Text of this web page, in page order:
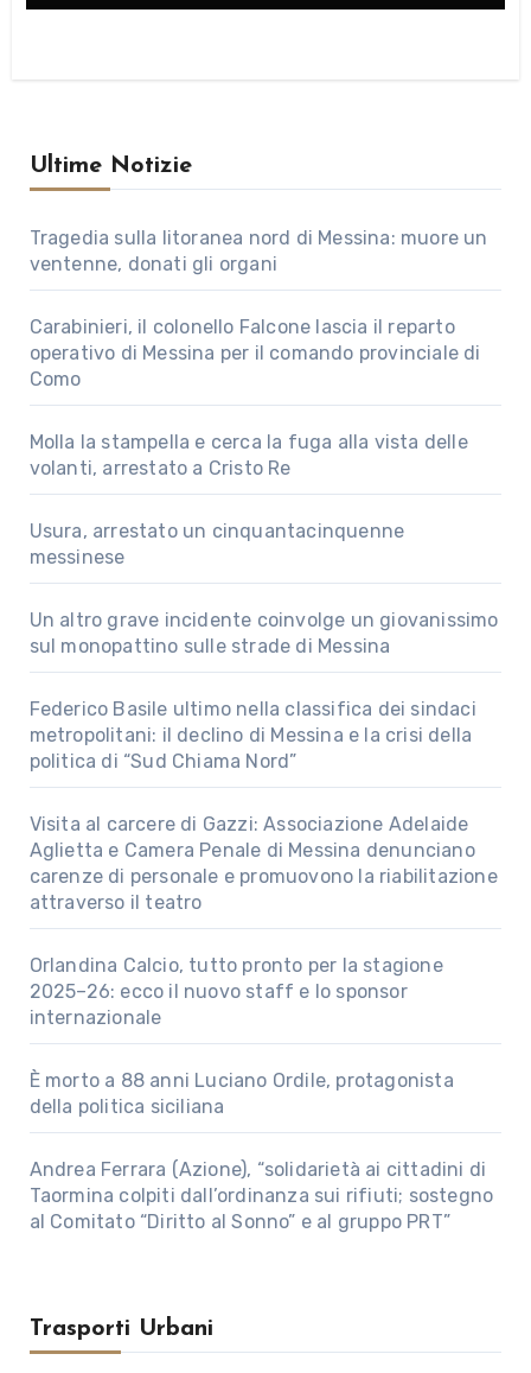
Ultime Notizie
Tragedia sulla litoranea nord di Messina: muore un
ventenne, donati gli organi
Carabinieri, il colonello Falcone lascia il reparto
operativo di Messina per il comando provinciale di
Como
Molla la stampella e cerca la fuga alla vista delle
volanti, arrestato a Cristo Re
Usura, arrestato un cinquantacinquenne
messinese
Un altro grave incidente coinvolge un giovanissimo
sul monopattino sulle strade di Messina
Federico Basile ultimo nella classifica dei sindaci
metropolitani: il declino di Messina e la crisi della
politica di “Sud Chiama Nord”
Visita al carcere di Gazzi: Associazione Adelaide
Aglietta e Camera Penale di Messina denunciano
carenze di personale e promuovono la riabilitazione
attraverso il teatro
Orlandina Calcio, tutto pronto per la stagione
2025–26: ecco il nuovo staff e lo sponsor
internazionale
È morto a 88 anni Luciano Ordile, protagonista
della politica siciliana
Andrea Ferrara (Azione), “solidarietà ai cittadini di
Taormina colpiti dall’ordinanza sui rifiuti; sostegno
al Comitato “Diritto al Sonno” e al gruppo PRT”
Trasporti Urbani